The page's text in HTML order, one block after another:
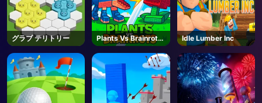
グラブ テリトリー
Plants Vs Brainrots
- Unblocked Online
Game
Idle Lumber Inc